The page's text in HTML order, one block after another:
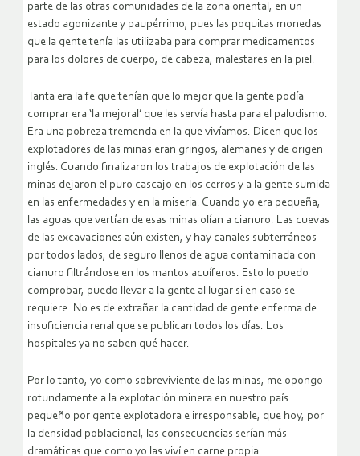
parte de las otras comunidades de la zona oriental, en un
estado agonizante y paupérrimo, pues las poquitas monedas
que la gente tenía las utilizaba para comprar medicamentos
para los dolores de cuerpo, de cabeza, malestares en la piel.
Tanta era la fe que tenían que lo mejor que la gente podía
comprar era ‘la mejoral’ que les servía hasta para el paludismo.
Era una pobreza tremenda en la que vivíamos. Dicen que los
explotadores de las minas eran gringos, alemanes y de origen
inglés. Cuando finalizaron los trabajos de explotación de las
minas dejaron el puro cascajo en los cerros y a la gente sumida
en las enfermedades y en la miseria. Cuando yo era pequeña,
las aguas que vertían de esas minas olían a cianuro. Las cuevas
de las excavaciones aún existen, y hay canales subterráneos
por todos lados, de seguro llenos de agua contaminada con
cianuro filtrándose en los mantos acuíferos. Esto lo puedo
comprobar, puedo llevar a la gente al lugar si en caso se
requiere. No es de extrañar la cantidad de gente enferma de
insuficiencia renal que se publican todos los días. Los
hospitales ya no saben qué hacer.
Por lo tanto, yo como sobreviviente de las minas, me opongo
rotundamente a la explotación minera en nuestro país
pequeño por gente explotadora e irresponsable, que hoy, por
la densidad poblacional, las consecuencias serían más
dramáticas que como yo las viví en carne propia.